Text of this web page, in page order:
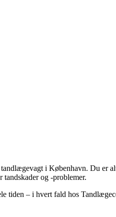
i København. Du er
og -problemer.
tiden – i hvert fald hos